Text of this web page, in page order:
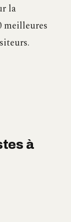
la
meilleures
à